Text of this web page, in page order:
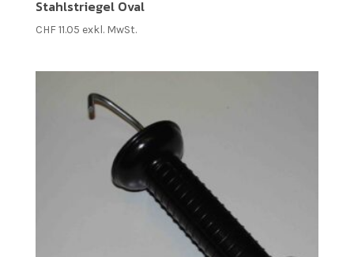
Stahlstriegel Oval
CHF11.05 exkl. MwSt.